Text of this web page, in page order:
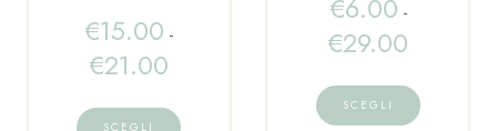
€15.00 -
€21.00
SCEGLI
€6.00 -
€29.00
SCEGLI